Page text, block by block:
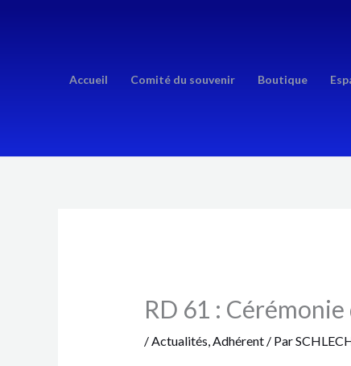
Accueil Comité du souvenir Boutique
RD 61 :
/ Actualités Adhérent/ Par